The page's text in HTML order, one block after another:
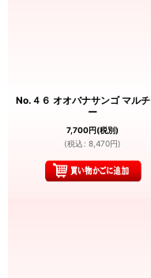
No.４６ オオバナサンゴ マル
ー
7,700円(税別)
(税込 : 8,470円)